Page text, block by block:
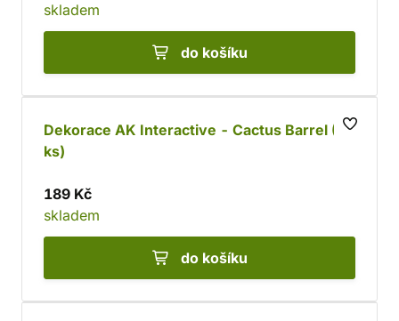
skladem
do košíku
Dekorace AK Interactive - Cactus Barrel (20
ks)
189 Kč
skladem
do košíku